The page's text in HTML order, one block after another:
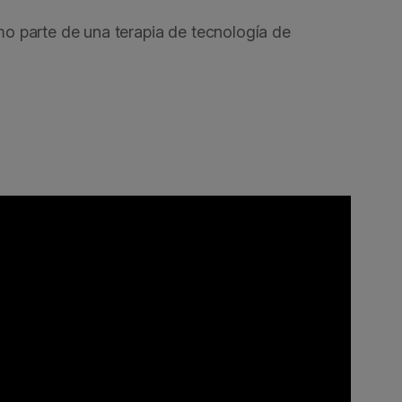
parte de una terapia de tecnología de